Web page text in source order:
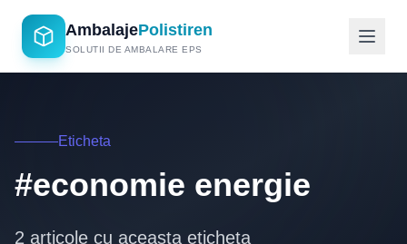
AmbalajePolistiren
SOLUTII DE AMBALARE EPS
Eticheta
#economie energie
2 articole cu aceasta eticheta